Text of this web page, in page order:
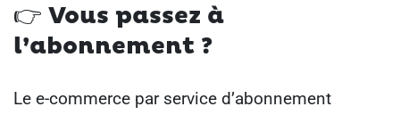
👉 Vous passez à
l’abonnement ?
Le e-commerce par service d’abonnement